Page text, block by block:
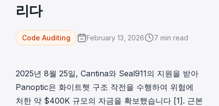
리다
Code Auditing February 13, 2026 7 min read
2025년 8월 25일, Cantina와 Seal911의 지원을 받아
Panoptic은 화이트햇 구조 작전을 수행하여 위험에
처한 약 $400K 규모의 자금을 확보했습니다 [1]. 근본